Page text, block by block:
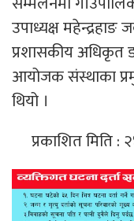
उपाध्यक्ष महेन्द्रहाङ
प्रशासकीय अधिकृत
आयोजक संस्थाका
थियो ।
प्रकाशित मिति